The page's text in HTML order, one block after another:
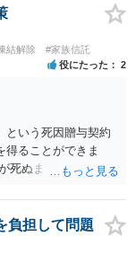
「相続放棄」の手続
結解除 #家族信託
役にたった 2
という死因贈与契約
得ることができま
死ぬまで家に住み続
し契約書の作成まで
できれば相続に強い
負担して問題